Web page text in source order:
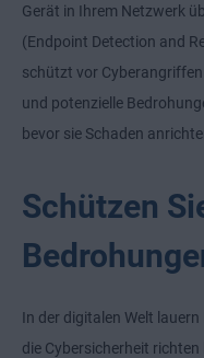
Gerät in Ihrem Netzwerk
(Endpoint Detection and
schützt vor
und potenzielle
bevor sie Schaden
Schützen
In der digitalen Welt
die Cybersicherheit